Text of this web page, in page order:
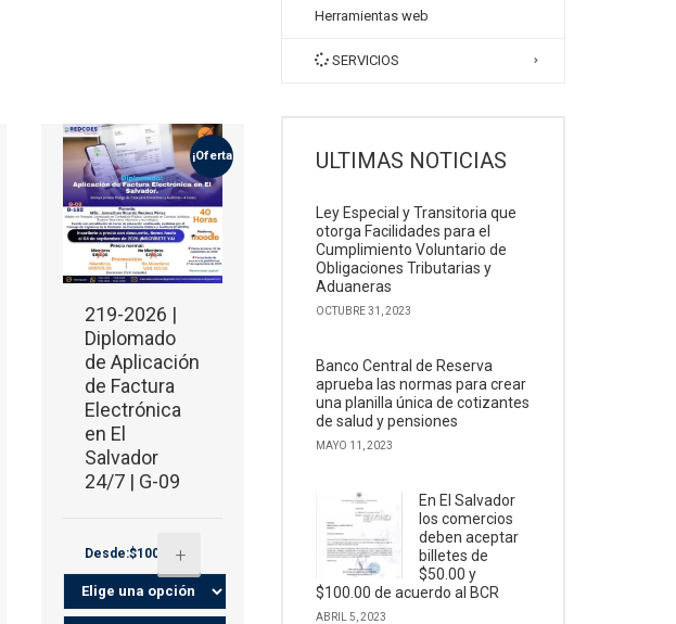
¡Oferta!
219-2026 |
Diplomado
de Aplicación
de Factura
Electrónica
en El
Salvador
24/7 | G-09
Desde:$100.00+
Herramientas web
SERVICIOS
ULTIMAS NOTICIAS
Ley Especial y Transitoria que
otorga Facilidades para el
Cumplimiento Voluntario de
Obligaciones Tributarias y
Aduaneras
OCTUBRE 31, 2023
Banco Central de Reserva
aprueba las normas para crear
una planilla única de cotizantes
de salud y pensiones
MAYO 11, 2023
En El Salvador
los comercios
deben aceptar
billetes de
$50.00 y
$100.00 de acuerdo al BCR
ABRIL 5, 2023